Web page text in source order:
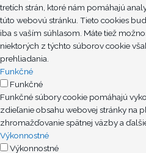
tretích strán, ktoré nám pomáhajú
túto webovú stránku. Tieto cookies
iba s vaším súhlasom. Máte tiež
niektorých z týchto súborov cookie
prehliadania.
Funkčné
Funkčné
Funkčné súbory cookie pomáhajú
zdieľanie obsahu webovej stránky na
zhromažďovanie spätnej väzby a
Výkonnostné
Výkonnostné